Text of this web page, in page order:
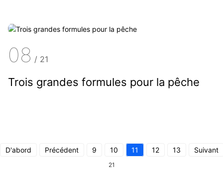
08 / 21
Trois grandes formules pour la pêche
D'abord Précédent 9 10 11 12 13 Suivant
21